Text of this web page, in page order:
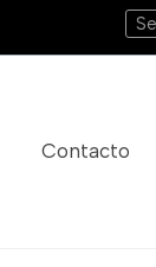
Contacto